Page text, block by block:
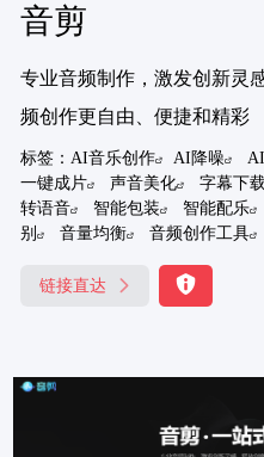
音剪
专业音频制作，激发创新灵
频创作更自由、便捷和精彩
标签： AI音乐创作 AI降噪
一键成片
声音美化 字幕下载
转语音
智能包装 智能配乐
别
音量均衡 音频创作工具
链接直达